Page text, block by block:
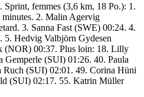
Sprint, femmes (3,6 km, 18 Po.): 1.
2. Malin Agervig
3. Sanna Fast (SWE) 00:24. 4.
5. Hedvig Valbjörn Gydesen
(NOR) 00:37. Plus loin: 18. Lilly
(SUI) 01:26. 40. Paula
(SUI) 02:01. 49. Corina Hüni
(SUI) 02:17. 55. Katrin Müller